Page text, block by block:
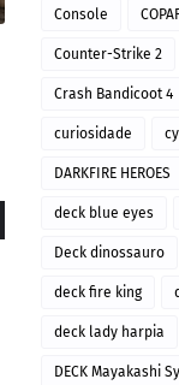
Console
Counter-Strike 2
Crash Bandicoot 4
curiosidade
DARKFIRE HEROES
deck blue eyes
Deck dinossauro
deck fire king
deck lady harpia
DECK Mayakashi